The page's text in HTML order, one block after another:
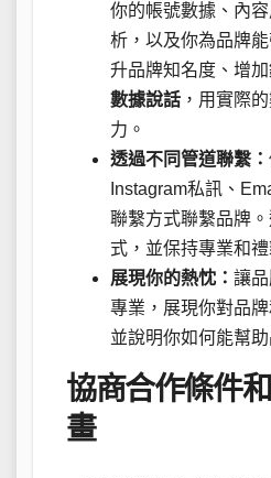
你的帳號數據、內
析，以及你為品牌
升品牌知名度、增
數據說話 ，用實際
力。
透過不同管道聯繫：
Instagram私訊、
聯繫方式聯繫品牌
式，並保持專業和禮
展現你的熱忱： 讓
專業，展現你對品
並說明你如何能幫
協商合作條件
畫